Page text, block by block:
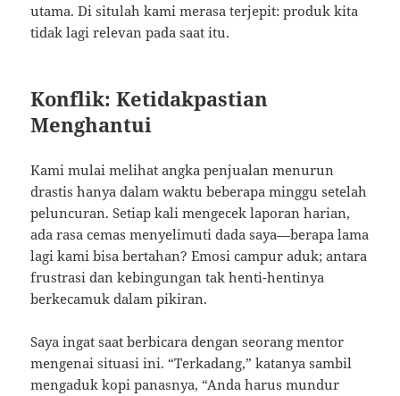
utama. Di situlah kami merasa terjepit: produk kita
tidak lagi relevan pada saat itu.
Konflik: Ketidakpastian
Menghantui
Kami mulai melihat angka penjualan menurun
drastis hanya dalam waktu beberapa minggu setelah
peluncuran. Setiap kali mengecek laporan harian,
ada rasa cemas menyelimuti dada saya—berapa lama
lagi kami bisa bertahan? Emosi campur aduk; antara
frustrasi dan kebingungan tak henti-hentinya
berkecamuk dalam pikiran.
Saya ingat saat berbicara dengan seorang mentor
mengenai situasi ini. “Terkadang,” katanya sambil
mengaduk kopi panasnya, “Anda harus mundur